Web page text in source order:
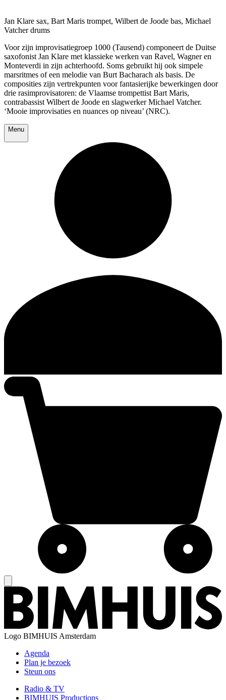
Jan Klare sax, Bart Maris trompet, Wilbert de Joode bas, Michael
Vatcher drums
Voor zijn improvisatiegroep 1000 (Tausend) componeert de Duitse
saxofonist Jan Klare met klassieke werken van Ravel, Wagner en
Monteverdi in zijn achterhoofd. Soms gebruikt hij ook simpele
marsritmes of een melodie van Burt Bacharach als basis. De
composities zijn vertrekpunten voor fantasierijke bewerkingen door
drie rasimprovisatoren: de Vlaamse trompettist Bart Maris,
contrabassist Wilbert de Joode en slagwerker Michael Vatcher.
‘Mooie improvisaties en nuances op niveau’ (NRC).
Menu
Logo BIMHUIS Amsterdam
Agenda
Plan je bezoek
Steun ons
Radio & TV
BIMHUIS Productions